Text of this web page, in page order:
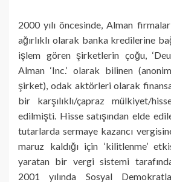
2000 yılı öncesinde, Alman
ağırlıklı olarak banka kredilerine
işlem gören şirketlerin çoğu,
Alman ‘Inc.’ olarak bilinen
şirket), odak aktörleri olarak
bir karşılıklı/çapraz mülkiyet/
edilmişti. Hisse satışından elde
tutarlarda sermaye kazancı
maruz kaldığı için ‘kilitlenme’
yaratan bir vergi sistemi
2001 yılında Sosyal